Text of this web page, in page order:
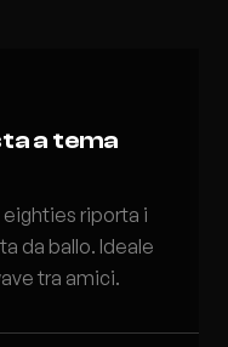
a tema
riporta i
da ballo. Ideale
tra amici.